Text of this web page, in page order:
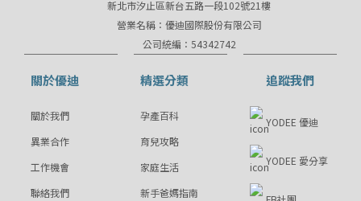
新北市汐止區新台五路一段102號21樓
營業名稱：優迪國際股份有限公司
公司統編：54342742
關於優迪
關於我們
異業合作
工作機會
聯絡我們
精選分類
孕產百科
育兒攻略
家庭生活
新手爸媽指南
追蹤我們
YODEE 優迪
YODEE 愛分享